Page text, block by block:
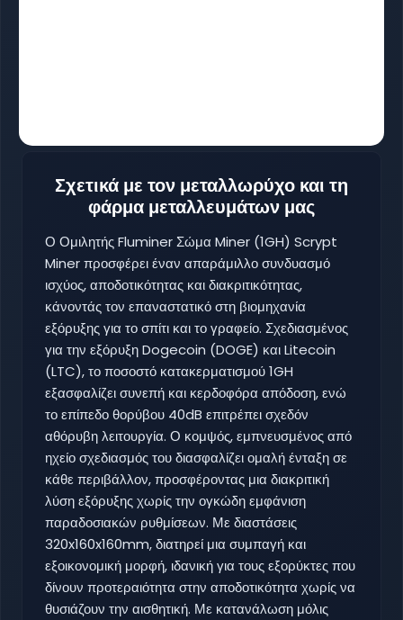
Σχετικά με τον μεταλλωρύχο και τη
φάρμα μεταλλευμάτων μας
Ο Ομιλητής Fluminer Σώμα Miner (1GH) Scrypt
Miner προσφέρει έναν απαράμιλλο συνδυασμό
ισχύος, αποδοτικότητας και διακριτικότητας,
κάνοντάς τον επαναστατικό στη βιομηχανία
εξόρυξης για το σπίτι και το γραφείο. Σχεδιασμένος
για την εξόρυξη Dogecoin (DOGE) και Litecoin
(LTC), το ποσοστό κατακερματισμού 1GH
εξασφαλίζει συνεπή και κερδοφόρα απόδοση, ενώ
το επίπεδο θορύβου 40dB επιτρέπει σχεδόν
αθόρυβη λειτουργία. Ο κομψός, εμπνευσμένος από
ηχείο σχεδιασμός του διασφαλίζει ομαλή ένταξη σε
κάθε περιβάλλον, προσφέροντας μια διακριτική
λύση εξόρυξης χωρίς την ογκώδη εμφάνιση
παραδοσιακών ρυθμίσεων. Με διαστάσεις
320x160x160mm, διατηρεί μια συμπαγή και
εξοικονομική μορφή, ιδανική για τους εξορύκτες που
δίνουν προτεραιότητα στην αποδοτικότητα χωρίς να
θυσιάζουν την αισθητική. Με κατανάλωση μόλις